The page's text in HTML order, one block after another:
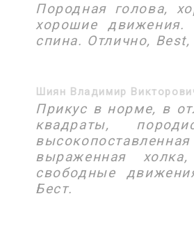
Породная голова,
хорошие движения.
спина. Отлично,
Шиян Владимир
Прикус в норме, в
квадраты,
выраженная
свободные
Бест.